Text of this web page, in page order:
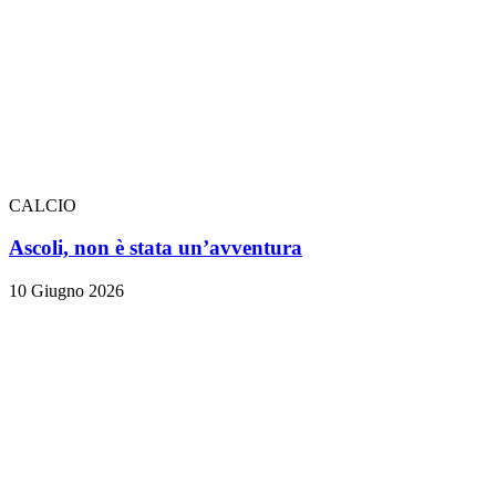
CALCIO
Ascoli, non è stata un’avventura
10 Giugno 2026